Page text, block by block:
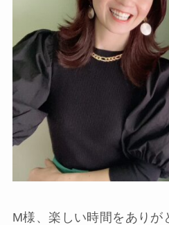
M様、楽しい時間をあり